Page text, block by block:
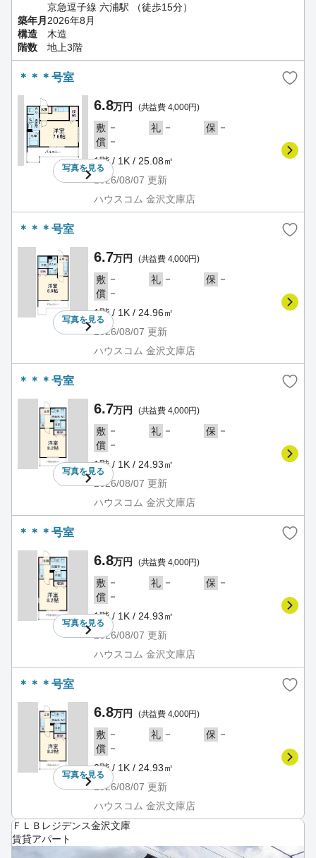
京急逗子線 六浦駅 （徒歩15分）
築年月2026年8月
構造
木造
階数
地上3階
＊＊＊号室
写真を見る
6.8万円 (共益費 4,000円)
敷 － 礼 － 保 －
償 －
1階 / 1K / 25.08㎡
2026/08/07 更新
ハウスコム 金沢文庫店
＊＊＊号室
写真を見る
6.7万円 (共益費 4,000円)
敷 － 礼 － 保 －
償 －
1階 / 1K / 24.96㎡
2026/08/07 更新
ハウスコム 金沢文庫店
＊＊＊号室
写真を見る
6.7万円 (共益費 4,000円)
敷 － 礼 － 保 －
償 －
1階 / 1K / 24.93㎡
2026/08/07 更新
ハウスコム 金沢文庫店
＊＊＊号室
写真を見る
6.8万円 (共益費 4,000円)
敷 － 礼 － 保 －
償 －
1階 / 1K / 24.93㎡
2026/08/07 更新
ハウスコム 金沢文庫店
＊＊＊号室
写真を見る
6.8万円 (共益費 4,000円)
敷 － 礼 － 保 －
償 －
2階 / 1K / 24.93㎡
2026/08/07 更新
ハウスコム 金沢文庫店
ＦＬＢレジデンス金沢文庫
賃貸アパート